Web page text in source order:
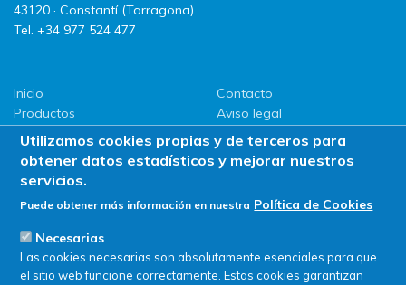
43120 · Constantí (Tarragona)
Tel. +34 977 524 477
Inicio
Productos
LLG
Promociones
ServiSAT
Contacto
Aviso legal
Política de privacidad
Política de Cookies
Utilizamos cookies propias y de terceros para
obtener datos estadísticos y mejorar nuestros
servicios.
Puede obtener más información en nuestra Política de Cookies
Necesarias
Las cookies necesarias son absolutamente esenciales para que
el sitio web funcione correctamente. Estas cookies garantizan